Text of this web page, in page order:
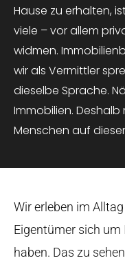
Hause zu erhalten,
viele – vor allem
widmen.
wir als Vermittler
dieselbe Sprache.
Immobilien.
Menschen auf
Wir erleben im
Eigentümer sich
haben. Das zu